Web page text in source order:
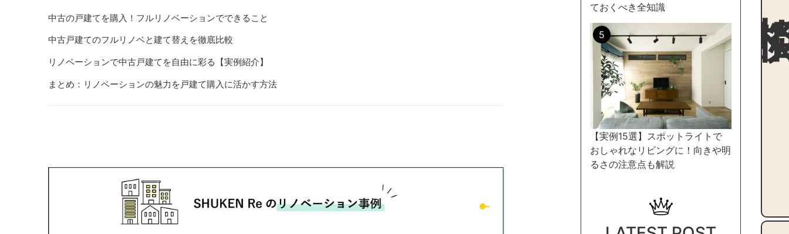
中古の戸建てを購入！フルリノベーションでできること
中古戸建てのフルリノベと建て替えを徹底比較
リノベーションで中古戸建てを自由に彩る【実例紹介】
まとめ：リノベーションの魅力を戸建て購入に活かす方法
ておくべき全知識
【実例15選】スポットライトで
おしゃれなリビングに！向きや明
るさの注意点も解説